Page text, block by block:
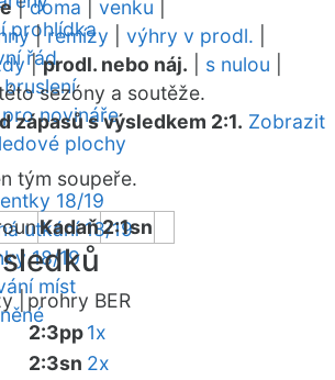
prohlídka
řád
bruslení
pro novináře
plochy
18/19
utkání 18/19
18/19
míst
|doma venku
|remízy výhry v prodl.
|prodl. nebo náj. s nulou
sezóny a soutěže.
zápasů s výsledkem 2:1. Zobrazit
tým soupeře.
Kadaň2:1sn
| prohry BER
2:3pp1x
2:3sn 2x